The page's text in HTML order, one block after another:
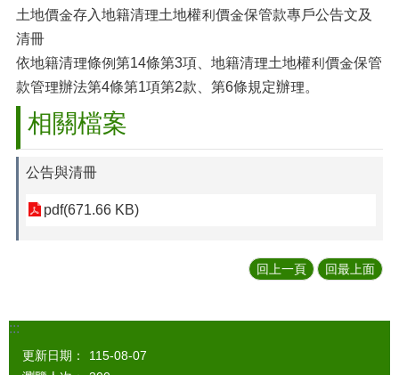
土地價金存入地籍清理土地權利價金保管款專戶公告文及
清冊
依地籍清理條例第14條第3項、地籍清理土地權利價金保管
款管理辦法第4條第1項第2款、第6條規定辦理。
相關檔案
公告與清冊
pdf(671.66 KB)
回上一頁 回最上面
:::
更新日期：
115-08-07